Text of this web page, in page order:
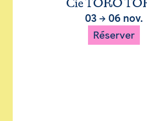
03 → 06 nov.
Réserver